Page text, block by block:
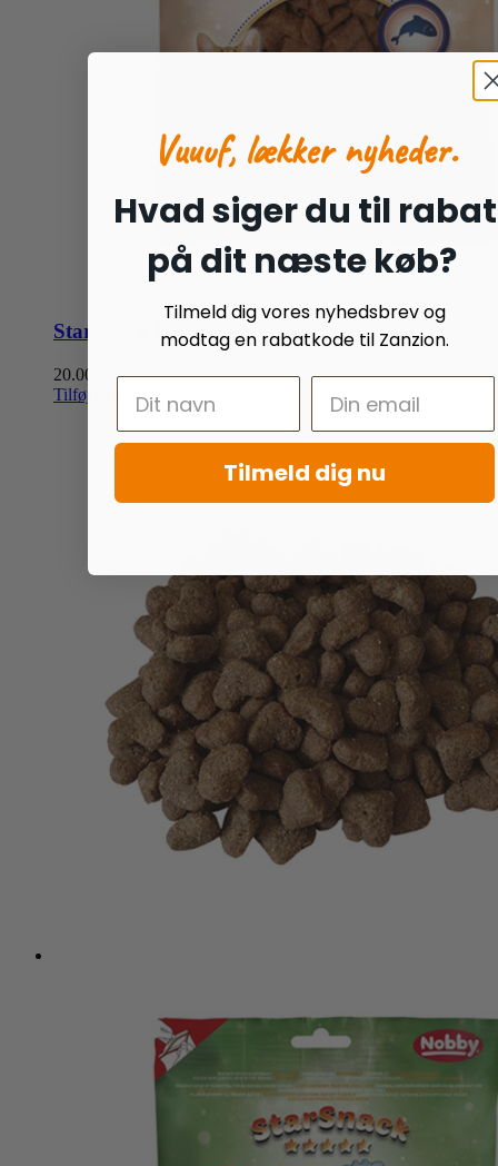
StarSnack Crushy Salmon Bag
20.00
Tilføj til kurv Detaljer
Vuuuf, lækker nyheder.
Hvad siger du til rabat
på dit næste køb?
Tilmeld dig vores nyhedsbrev og
modtag en rabatkode til Zanzion.
Tilmeld dig nu